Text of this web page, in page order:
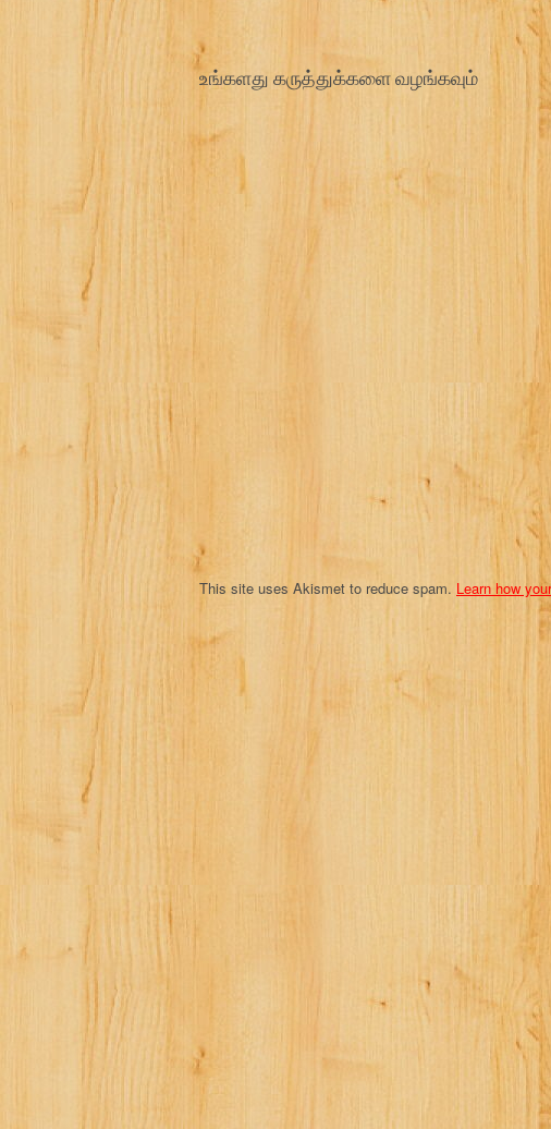
s
t
n
n
உங்களது கருத்துக்களை வழங்கவும்
This site uses Akismet to reduce spam. Learn how